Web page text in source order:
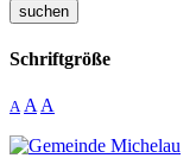
suchen
Schriftgröße
A A A